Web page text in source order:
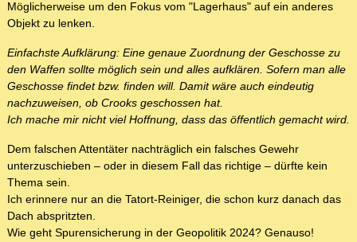
Möglicherweise um den Fokus vom "Lagerhaus" auf ein anderes
Objekt zu lenken.
Einfachste Aufklärung: Eine genaue Zuordnung der Geschosse zu
den Waffen sollte möglich sein und alles aufklären. Sofern man alle
Geschosse findet bzw. finden will. Damit wäre auch eindeutig
nachzuweisen, ob Crooks geschossen hat.
Ich mache mir nicht viel Hoffnung, dass das öffentlich gemacht wird.
Dem falschen Attentäter nachträglich ein falsches Gewehr
unterzuschieben – oder in diesem Fall das richtige – dürfte kein
Thema sein.
Ich erinnere nur an die Tatort-Reiniger, die schon kurz danach das
Dach abspritzten.
Wie geht Spurensicherung in der Geopolitik 2024? Genauso!